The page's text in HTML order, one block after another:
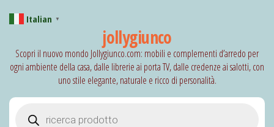
jollygiunco
Scopri il nuovo mondo Jollygiunco.com: mobili e complementi d’arredo per
ogni ambiente della casa, dalle librerie ai porta TV, dalle credenze ai salotti, con
uno stile elegante, naturale e ricco di personalità.
Italian ▼